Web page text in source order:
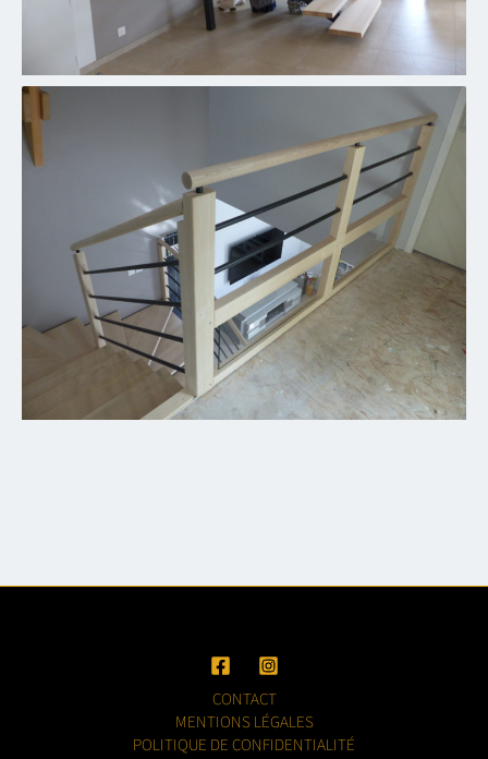
CONTACT
MENTIONS LÉGALES
POLITIQUE DE CONFIDENTIALITÉ